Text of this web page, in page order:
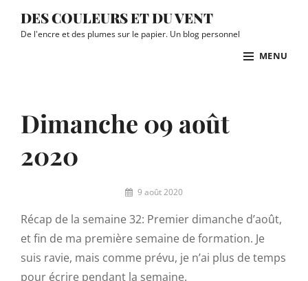
DES COULEURS ET DU VENT
De l'encre et des plumes sur le papier. Un blog personnel
MENU
Dimanche 09 août
2020
By 9 août 2020
Récap de la semaine 32: Premier dimanche d’août,
et fin de ma première semaine de formation. Je
suis ravie, mais comme prévu, je n’ai plus de temps
pour écrire pendant la semaine.